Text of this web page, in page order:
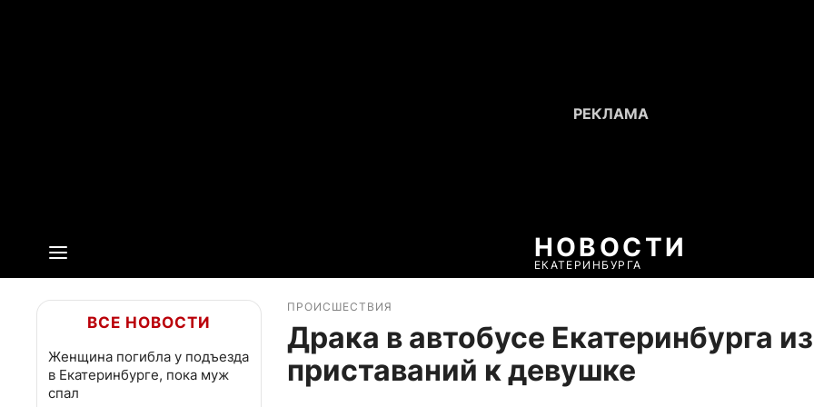
НОВОСТИ
ЕКАТЕРИНБУРГА
ВСЕ НОВОСТИ
Женщина погибла у подъезда
в Екатеринбурге, пока муж
спал
ПРОИСШЕСТВИЯ
Драка в автобусе Екатеринбурга
приставаний к девушке